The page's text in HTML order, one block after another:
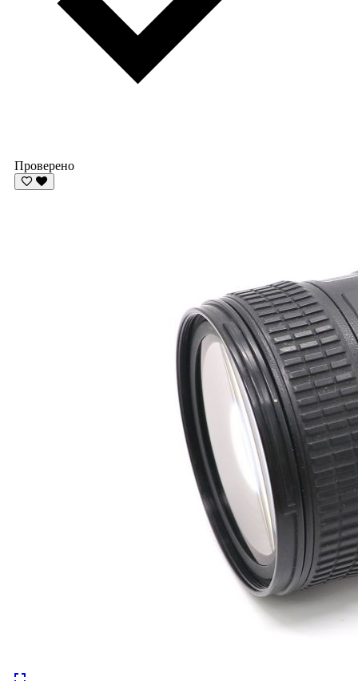
Проверено